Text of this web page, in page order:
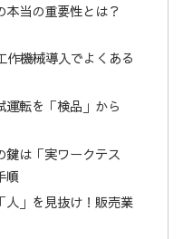
本当の重要性とは？
機械導入でよくある
運転を「検品」から
鍵は「実ワークテス
順
人」を見抜け！販売業